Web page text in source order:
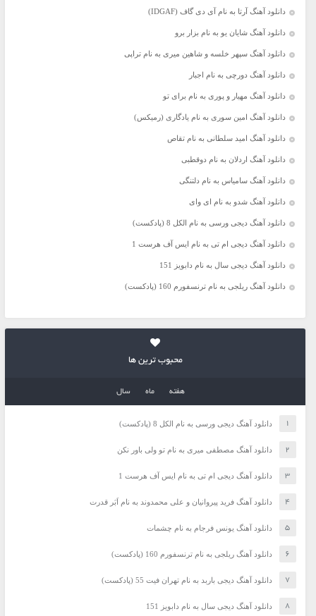
دانلود آهنگ آرتا به نام آی دی گاف (IDGAF)
دانلود آهنگ شایان یو به نام بزار برو
دانلود آهنگ سپهر خلسه و شاهین میری به نام تراپی
دانلود آهنگ دورچی به نام اجبار
دانلود آهنگ مهیار و پوری به نام برای تو
دانلود آهنگ امین سوری به نام یادگاری (رمیکس)
دانلود آهنگ امید سلطانی به نام تقاص
دانلود آهنگ اردلان به نام دوقطبی
دانلود آهنگ سامیاس به نام دلتنگی
دانلود آهنگ شدو به نام ای وای
دانلود آهنگ دیجی ورسی به نام الکل 8 (پادکست)
دانلود آهنگ دیجی ام تی به نام ایس آف هرست 1
دانلود آهنگ دیجی سال به نام دابویز 151
دانلود آهنگ ریلجی به نام ترنسفورم 160 (پادکست)
محبوب ترین ها
هفته ماه سال
دانلود آهنگ دیجی ورسی به نام الکل 8 (پادکست)
دانلود آهنگ مصطفی میری به نام تو ولی باور نکن
دانلود آهنگ دیجی ام تی به نام ایس آف هرست 1
دانلود آهنگ فرید پیروانیان و علی محمدوند به نام اَبَر قدرت
دانلود آهنگ یونس فرجام به نام چشمات
دانلود آهنگ ریلجی به نام ترنسفورم 160 (پادکست)
دانلود آهنگ دیجی باربد به نام تهران فیت 55 (پادکست)
دانلود آهنگ دیجی سال به نام دابویز 151